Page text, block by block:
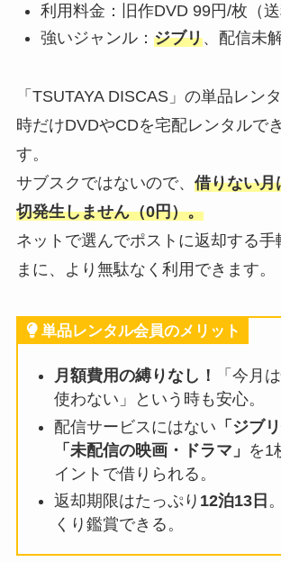
利用料金：旧作DVD 99円/枚（送
強いジャンル： ジブリ、配信未
「TSUTAYA DISCAS」の単品レン
時だけDVDやCDを宅配レンタルで
す。
サブスクではないので、 借りない月
切発生しません（0円）。
ネットで選んでポストに返却する手
まに、より無駄なく利用できます。
単品レンタル会員のメリット
月額費用の縛りなし！
「今月
使わない」という時も安心。
配信サービスにはない 「ジブ
「未配信の映画・ドラマ」 を1
イントで借りられる。
返却期限はたっぷり 12泊13日
くり鑑賞できる。